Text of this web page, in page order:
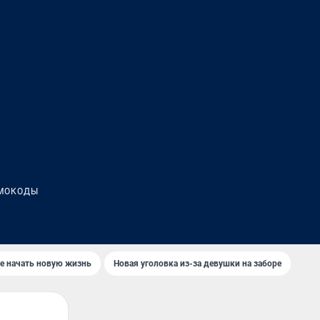
начать новую жизнь Новая уголовка из-за девушки на заборе